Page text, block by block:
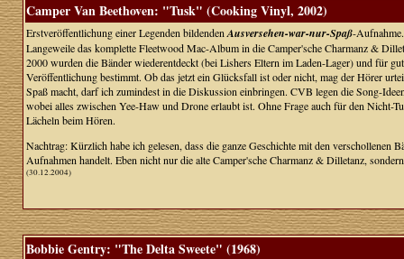
Camper Van Beethoven: "Tusk" (Cooking Vinyl, 2002)
Erstveröffentlichung einer Legenden bildendenAusversehen-war-nur-Spaß-
Langeweile das komplette Fleetwood Mac-Album in die Camper'sche Charmanz &
2000 wurden die Bänder wiederentdeckt (bei Lishers Eltern im Laden-Lager) und für
Veröffentlichung bestimmt. Ob das jetzt ein Glücksfall ist oder nicht, mag der Hörer
Spaß macht, darf ich zumindest in die Diskussion einbringen. CVB legen die Song-
wobei alles zwischen Yee-Haw und Drone erlaubt ist. Ohne Frage auch für den Nicht-
Lächeln beim Hören.
Nachtrag: Kürzlich habe ich gelesen, dass die ganze Geschichte mit den verschollenen
Aufnahmen handelt. Eben nicht nur die alte Camper'sche Charmanz & Dilletanz,
(30.12.2004)
Bobbie Gentry: "The Delta Sweete" (1968)